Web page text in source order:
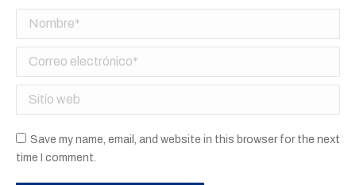
Nombre *
Correo electrónico *
Sitio web
Save my name, email, and website in this browser for the next
time I comment.